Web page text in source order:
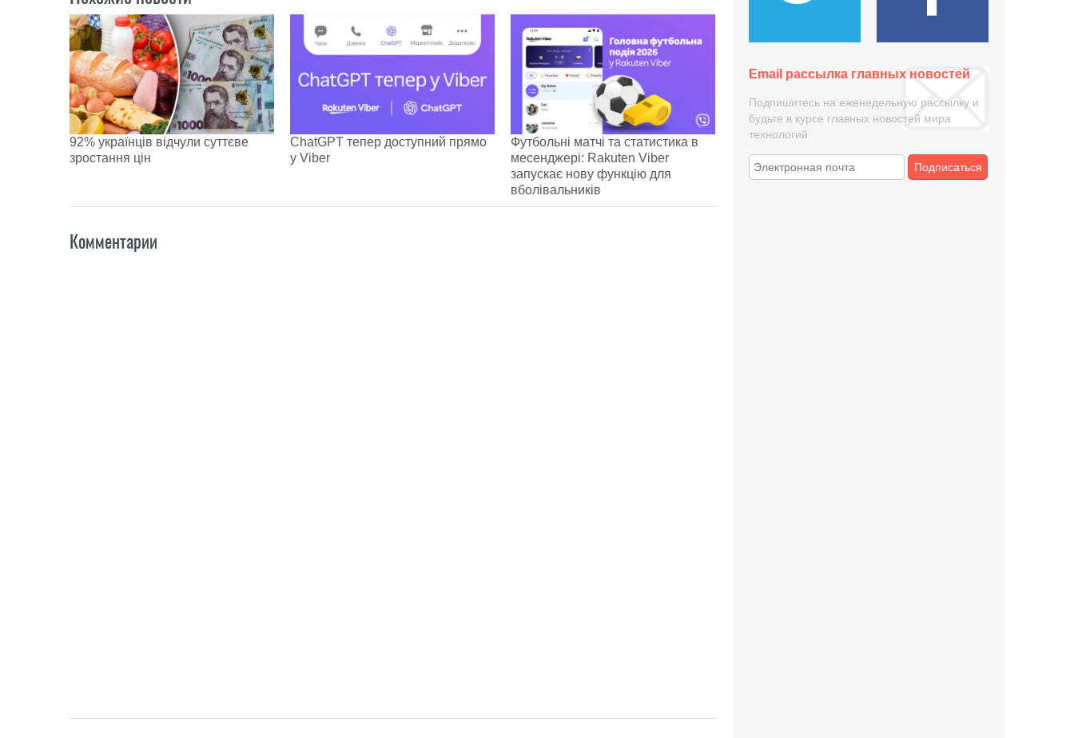
92% українців відчули суттєве
зростання цін
ChatGPT тепер доступний прямо
у Viber
Футбольні матчі та статистика в
месенджері: Rakuten Viber
запускає нову функцію для
вболівальників
Комментарии
Email рассылка главных новостей
Подпишитесь на еженедельную рассылку и
будьте в курсе главных новостей мира
технологий
Подписаться